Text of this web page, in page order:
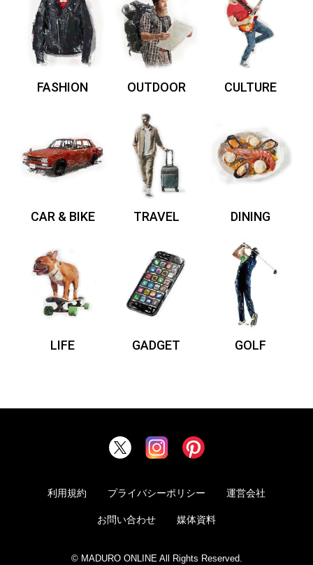
FASHION OUTDOOR CULTURE
CAR & BIKE TRAVEL DINING
LIFE GADGET GOLF
利用規約 プライバシーポリシー 運営会社
お問い合わせ 媒体資料
© MADURO ONLINE All Rights Reserved.